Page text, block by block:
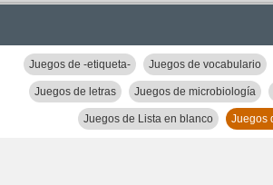
Juegos de -etiqueta- Juegos de vocabulario
Juegos de letras Juegos de microbiología
Juegos de Lista en blanco Juegos